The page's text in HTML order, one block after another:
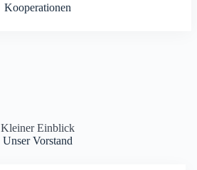
Kooperationen
Kleiner Einblick
Unser Vorstand